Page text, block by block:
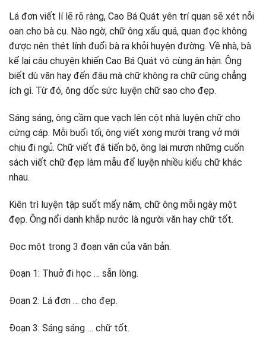
Lá đơn viết lí lẽ rõ ràng, Cao Bá Quát yên trí quan sẽ xét nỗi
oan cho bà cụ. Nào ngờ, chữ ông xấu quá, quan đọc không
được nên thét lính đuổi bà ra khỏi huyện đường. Về nhà, bà
kể lại câu chuyện khiến Cao Bá Quát vô cùng ân hận. Ông
biết dù văn hay đến đâu mà chữ không ra chữ cũng chẳng
ích gì. Từ đó, ông dốc sức luyện chữ sao cho đẹp.
Sáng sáng, ông cầm que vạch lên cột nhà luyện chữ cho
cứng cáp. Mỗi buổi tối, ông viết xong mười trang vở mới
chịu đi ngủ. Chữ viết đã tiến bộ, ông lại mượn những cuốn
sách viết chữ đẹp làm mẫu để luyện nhiều kiểu chữ khác
nhau.
Kiên trì luyện tập suốt mấy năm, chữ ông mỗi ngày một
đẹp. Ông nổi danh khắp nước là người văn hay chữ tốt.
Đọc một trong 3 đoạn văn của văn bản.
Đoạn 1: Thuở đi học … sẵn lòng.
Đoạn 2: Lá đơn … cho đẹp.
Đoạn 3: Sáng sáng … chữ tốt.